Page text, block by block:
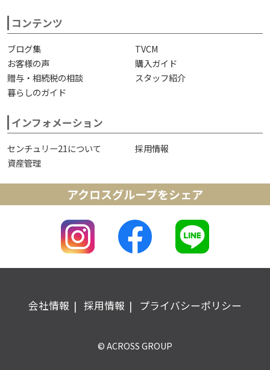
コンテンツ
ブログ集
TVCM
お客様の声
購入ガイド
贈与・相続税の相談
スタッフ紹介
暮らしのガイド
インフォメーション
センチュリー21について
採用情報
資産管理
アクロスグループをシェア
会社情報 採用情報 プライバシーポリシー
© ACROSS GROUP